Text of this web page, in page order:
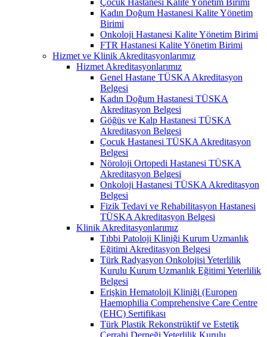
Kadın Doğum Hastanesi Kalite Yönetim
Birimi
Onkoloji Hastanesi Kalite Yönetim Birimi
FTR Hastanesi Kalite Yönetim Birimi
Hizmet ve Klinik Akreditasyonlarımız
Hizmet Akreditasyonlarımız
Genel Hastane TÜSKA Akreditasyon
Belgesi
Kadın Doğum Hastanesi TÜSKA
Akreditasyon Belgesi
Göğüs ve Kalp Hastanesi TÜSKA
Akreditasyon Belgesi
Çocuk Hastanesi TÜSKA Akreditasyon
Belgesi
Nöroloji Ortopedi Hastanesi TÜSKA
Akreditasyon Belgesi
Onkoloji Hastanesi TÜSKA Akreditasyon
Belgesi
Fizik Tedavi ve Rehabilitasyon Hastanesi
TÜSKA Akreditasyon Belgesi
Klinik Akreditasyonlarımız
Tıbbi Patoloji Kliniği Kurum Uzmanlık
Eğitimi Akreditasyon Belgesi
Türk Radyasyon Onkolojisi Yeterlilik
Kurulu Kurum Uzmanlık Eğitimi Yeterlilik
Belgesi
Erişkin Hematoloji Kliniği (Europen
Haemophilia Comprehensive Care Centre
(EHC) Sertifikası
Türk Plastik Rekonstrüktif ve Estetik
Cerrahi Derneği Yeterlilik Kurulu